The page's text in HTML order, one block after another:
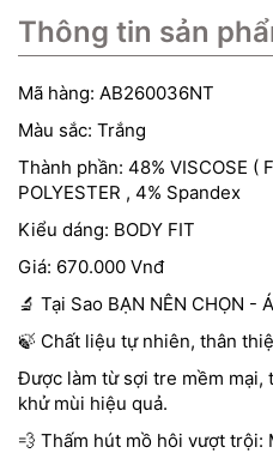
Thông tin sản
Mã hàng: AB260036NT
Màu sắc: Trắng
Thành phần: 48% VISCOSE (
POLYESTER , 4% Spandex
Kiểu dáng: BODY FIT
Giá: 670.000 Vnđ
🔬 Tại Sao BẠN NÊN CHỌN -
🍃 Chất liệu tự nhiên, thân
Được làm từ sợi tre mềm mại,
khử mùi hiệu quả.
💨 Thấm hút mồ hôi vượt trội: